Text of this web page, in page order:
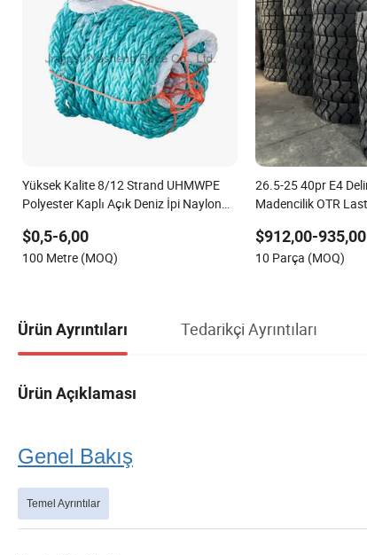
Yüksek Kalite 8/12 Strand UHMWPE
Polyester Kaplı Açık Deniz İpi Naylon
Hatları
$0,5-6,00
100 Metre (MOQ)
26.5-25 40pr E4
Madencilik OTR
$912,00-935,00
10 Parça (MOQ)
Ürün Ayrıntıları Tedarikçi Ayrıntıları
Ürün Açıklaması
Genel Bakış
Temel Ayrıntılar